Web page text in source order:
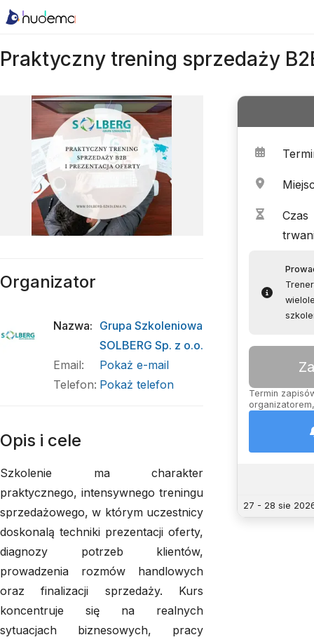
Praktyczny trening sprzedaży
Czas
Termin
27 - 28 sie
Organizator
Nazwa: Grupa Szkoleniowa
SOLBERG Sp. z o.o.
Email:
Pokaż e-mail
Telefon: Pokaż telefon
Opis i cele
Szkolenie ma charakter
praktycznego, intensywnego treningu
sprzedażowego, w którym uczestnicy
doskonalą techniki prezentacji oferty,
diagnozy potrzeb klientów,
prowadzenia rozmów handlowych
oraz finalizacji sprzedaży. Kurs
koncentruje się na realnych
sytuacjach biznesowych, pracy